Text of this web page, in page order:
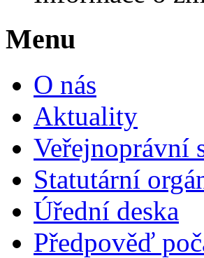
Menu
O nás
Aktuality
Veřejnoprávní
Statutární
Úřední deska
Předpověď